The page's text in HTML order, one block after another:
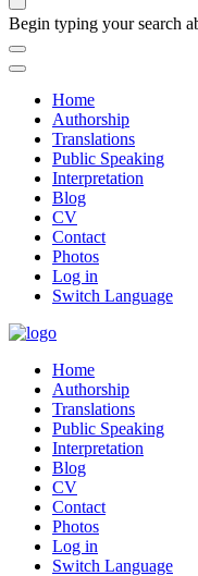
Begin typing your search
Home
Authorship
Translations
Public Speaking
Interpretation
Blog
CV
Contact
Photos
Log in
Switch Language
Home
Authorship
Translations
Public Speaking
Interpretation
Blog
CV
Contact
Photos
Log in
Switch Language